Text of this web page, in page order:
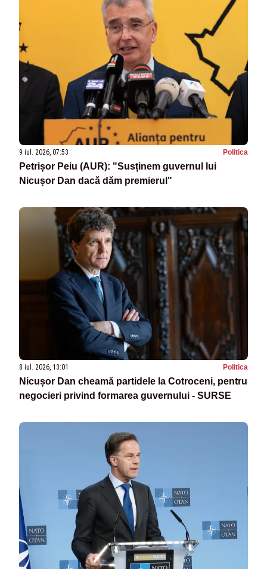
9 iul. 2026, 07:53 Politica
Petrișor Peiu (AUR): "Susținem guvernul lui
Nicușor Dan dacă dăm premierul"
8 iul. 2026, 13:01 Politica
Nicușor Dan cheamă partidele la Cotroceni, pentru
negocieri privind formarea guvernului - SURSE